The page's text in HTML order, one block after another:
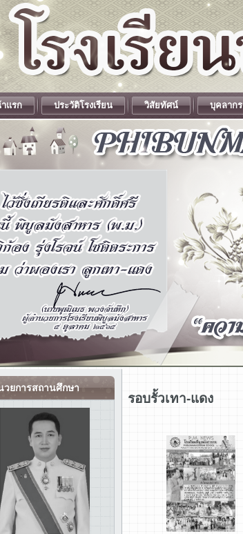
แรก ประวัติโรงเรียน วิสัยทัศน์ บุคลากร
วยการสถานศึกษา
รอบรั้วเทา-แดง